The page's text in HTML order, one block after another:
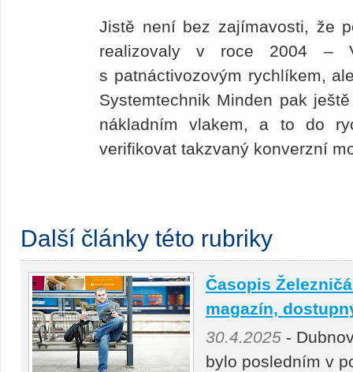
Jistě není bez zajímavosti, že
realizovaly v roce 2004 –
s patnáctivozovým rychlíkem,
Systemtechnik Minden pak
nákladním vlakem, a to do
verifikovat takzvaný konverzní
Další články této rubriky
Časopis
magazín,
30.4.2025 -
bylo posledním v